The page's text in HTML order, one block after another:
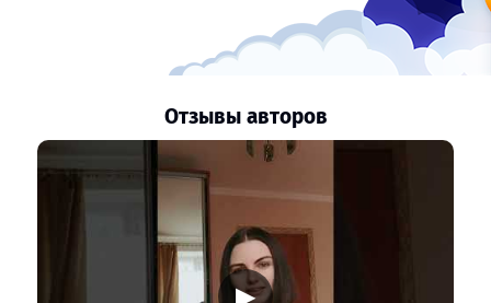
Отзывы авторов
▶